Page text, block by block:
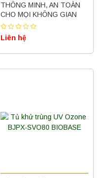
THÔNG MINH, AN TOÀN
CHO MỌI KHÔNG GIAN
Liên hệ